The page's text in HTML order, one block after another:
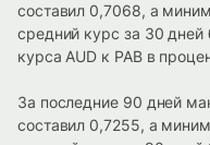
составил 0,7068, а
средний курс за 30
курса AUD к PAB в
За последние 90 дней
составил 0,7255, а